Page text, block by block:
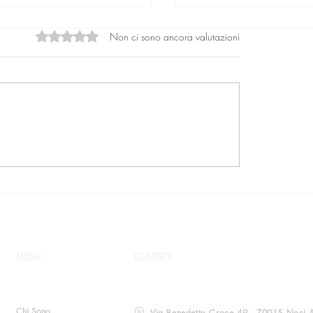
Valutazione 0 stelle su 5.Non ci sono ancora valutazioni